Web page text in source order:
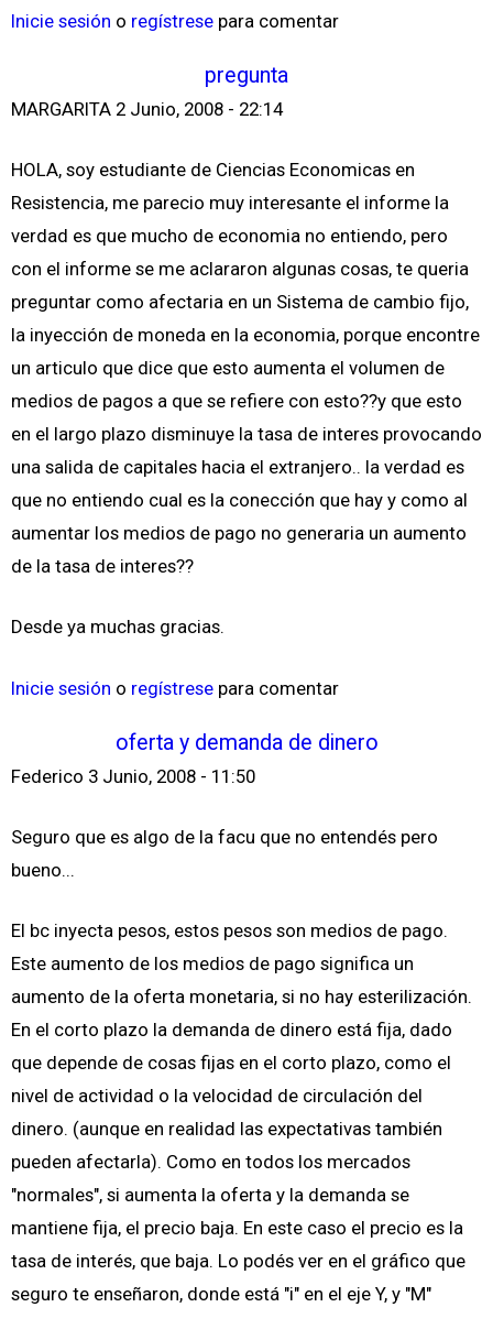
Inicie sesión o regístrese para comentar
pregunta
MARGARITA 2 Junio, 2008 - 22:14
HOLA, soy estudiante de Ciencias Economicas en
Resistencia, me parecio muy interesante el informe la
verdad es que mucho de economia no entiendo, pero
con el informe se me aclararon algunas cosas, te queria
preguntar como afectaria en un Sistema de cambio fijo,
la inyección de moneda en la economia, porque encontre
un articulo que dice que esto aumenta el volumen de
medios de pagos a que se refiere con esto??y que esto
en el largo plazo disminuye la tasa de interes provocando
una salida de capitales hacia el extranjero.. la verdad es
que no entiendo cual es la conección que hay y como al
aumentar los medios de pago no generaria un aumento
de la tasa de interes??
Desde ya muchas gracias.
Inicie sesión o regístrese para comentar
oferta y demanda de dinero
Federico 3 Junio, 2008 - 11:50
Seguro que es algo de la facu que no entendés pero
bueno...
El bc inyecta pesos, estos pesos son medios de pago.
Este aumento de los medios de pago significa un
aumento de la oferta monetaria, si no hay esterilización.
En el corto plazo la demanda de dinero está fija, dado
que depende de cosas fijas en el corto plazo, como el
nivel de actividad o la velocidad de circulación del
dinero. (aunque en realidad las expectativas también
pueden afectarla). Como en todos los mercados
"normales", si aumenta la oferta y la demanda se
mantiene fija, el precio baja. En este caso el precio es la
tasa de interés, que baja. Lo podés ver en el gráfico que
seguro te enseñaron, donde está "i" en el eje Y, y "M"